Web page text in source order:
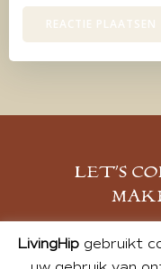
LET’S
LivingHipgebruikt